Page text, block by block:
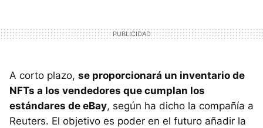
A corto plazo, se proporcionará un inventario de
NFTs a los vendedores que cumplan los
estándares de eBay, según ha dicho la compañía a
Reuters. El objetivo es poder en el futuro añadir la